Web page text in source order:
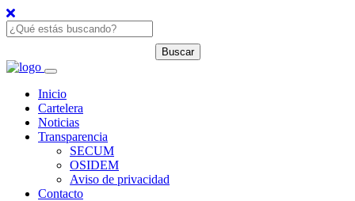
Inicio
Cartelera
Noticias
Transparencia
SECUM
OSIDEM
Aviso de privacidad
Contacto